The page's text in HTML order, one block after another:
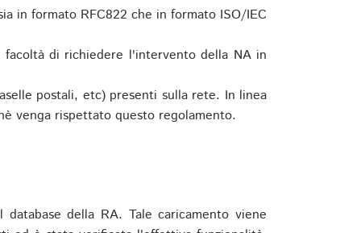
in formato RFC822 che in formato ISO/IEC
di richiedere l'intervento della NA in
postali, etc) presenti sulla rete. In linea
venga rispettato questo regolamento.
della RA. Tale caricamento viene